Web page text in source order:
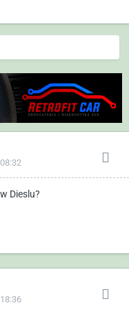
Dieslu?